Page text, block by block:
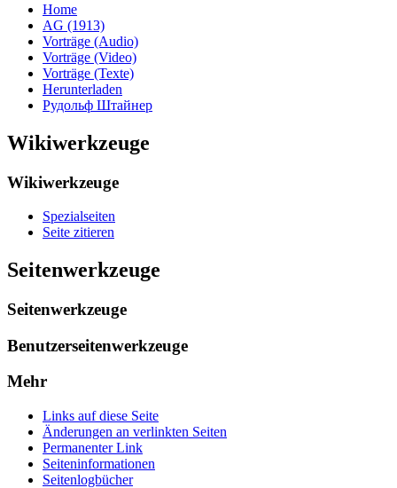
Home
AG (1913)
Vorträge (Audio)
Vorträge (Video)
Vorträge (Texte)
Herunterladen
Рудольф Штайнер
Wikiwerkzeuge
Wikiwerkzeuge
Spezialseiten
Seite zitieren
Seitenwerkzeuge
Seitenwerkzeuge
Benutzerseitenwerkzeuge
Mehr
Links auf diese Seite
Änderungen an verlinkten Seiten
Permanenter Link
Seiten­­informationen
Seitenlogbücher